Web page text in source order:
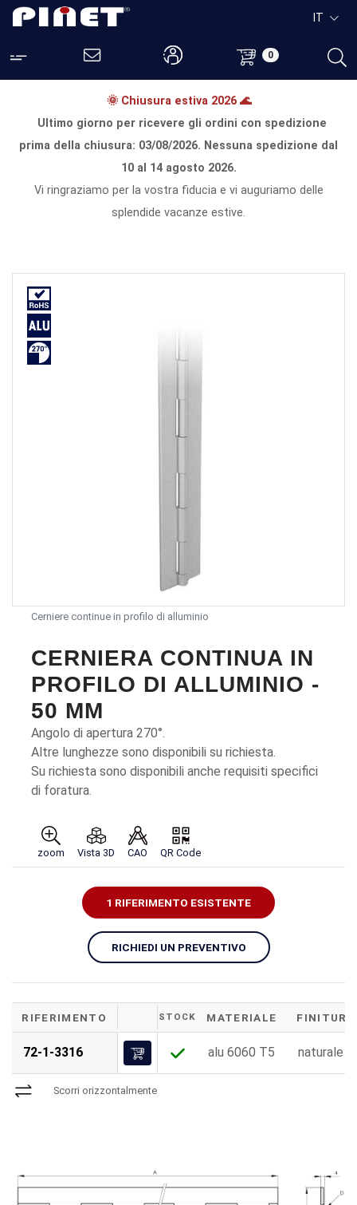
0
IT
🌞 Chiusura estiva 2026 🌊
Ultimo giorno per ricevere gli ordini con spedizione
prima della chiusura: 03/08/2026. Nessuna spedizione dal
10 al 14 agosto 2026.
Vi ringraziamo per la vostra fiducia e vi auguriamo delle
splendide vacanze estive.
Cerniere continue in profilo di alluminio
CERNIERA CONTINUA IN
PROFILO DI ALLUMINIO -
50 MM
Angolo di apertura 270°.
Altre lunghezze sono disponibili su richiesta.
Su richiesta sono disponibili anche requisiti specifici
di foratura.
zoom Vista 3D CAO QR Code
1 RIFERIMENTO ESISTENTE
RICHIEDI UN PREVENTIVO
RIFERIMENTO STOCK MATERIALE FINITURA
72-1-3316 alu 6060 T5 naturale
Scorri orizzontalmente